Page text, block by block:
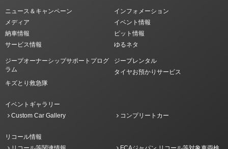
ニュース＆キャンペーン
インフォメーション
メディア
イベント情報
納車情報
ピット情報
サービス情報
ゆるネタ
ジープオーナーシップサポートプログ
ラム
ジープレンタル
タイヤお預かりサービス
キズとり救急隊
イベントギャラリー
Custom Car Gallery
コンプリートカー
リコール情報